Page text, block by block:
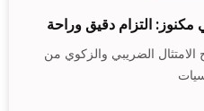
التزام دقيق وراحة
الامتثال الضريبي والزكوي من